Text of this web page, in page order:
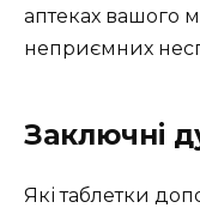
аптеках вашого
неприємних
Заключні
Які таблетки